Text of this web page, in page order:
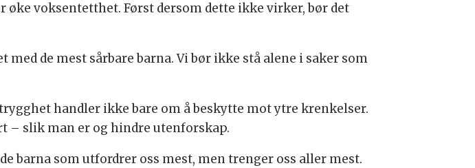
voksentetthet. Først dersom dette ikke virker, bør det
de mest sårbare barna. Vi bør ikke stå alene i saker som
handler ikke bare om å beskytte mot ytre krenkelser.
– slik man er og hindre utenforskap.
barna som utfordrer oss mest, men trenger oss aller mest.